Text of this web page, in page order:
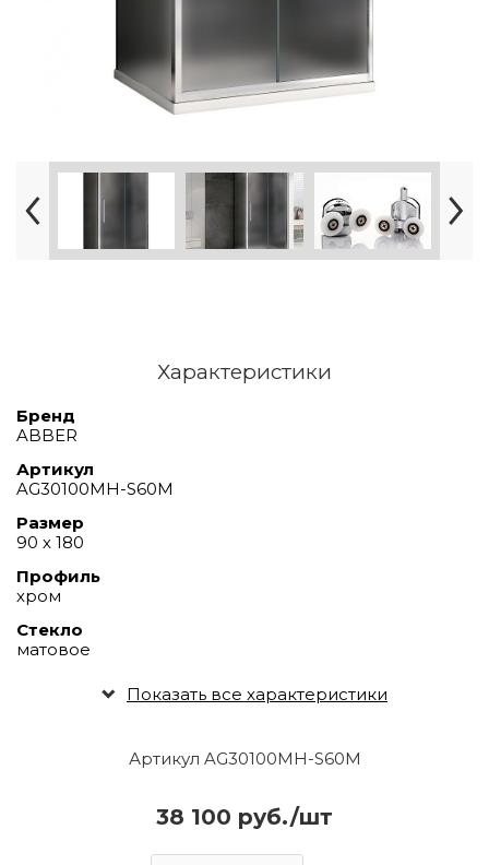
Артикул AG30100MH-S60M
38 100 руб./шт
Характеристики
Бренд
ABBER
Артикул
AG30100MH-S60M
Размер
90 х 180
Профиль
хром
Стекло
матовое
Показать все характеристики